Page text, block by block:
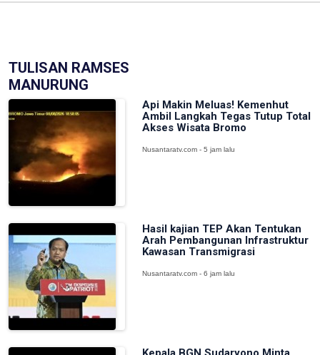
TULISAN RAMSES
MANURUNG
Api Makin Meluas! Kemenhut
Ambil Langkah Tegas Tutup Total
Akses Wisata Bromo
Nusantaratv.com - 5 jam lalu
Hasil kajian TEP Akan Tentukan
Arah Pembangunan Infrastruktur
Kawasan Transmigrasi
Nusantaratv.com - 6 jam lalu